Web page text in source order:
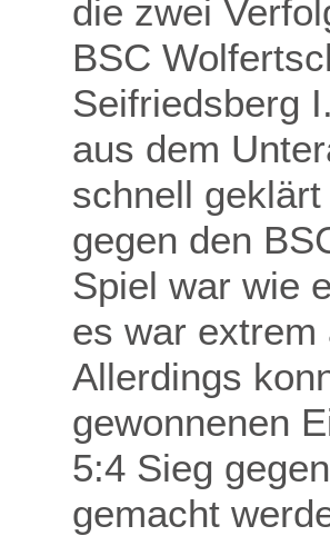
die zwei
BSC
Seifriedsberg
aus dem
schnell
gegen den
Spiel war wie
es war extrem
Allerdings
gewonnenen
5:4 Sieg
gemacht